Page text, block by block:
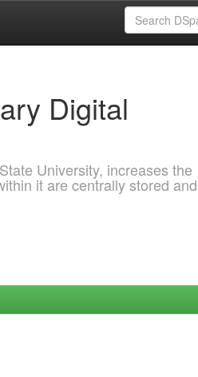
Digital
University, increases the
it are centrally stored and